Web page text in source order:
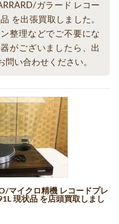
ガラード レコー
を出張買取しました。
整理などでご不要にな
がございましたら、出
い合わせください。
マイクロ精機 レコードプレ
現状品 を店頭買取しまし